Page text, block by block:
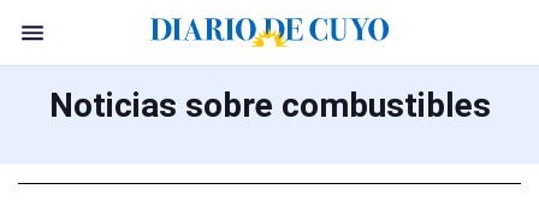
Noticias sobre combustibles